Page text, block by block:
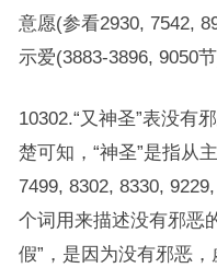
意愿(参看2930, 7542,
示爱(3883-3896, 9050节
10302.“又神圣”表没有
楚可知，“神圣”是指从
7499, 8302, 8330,
个词用来描述没有邪恶
假”，是因为没有邪恶